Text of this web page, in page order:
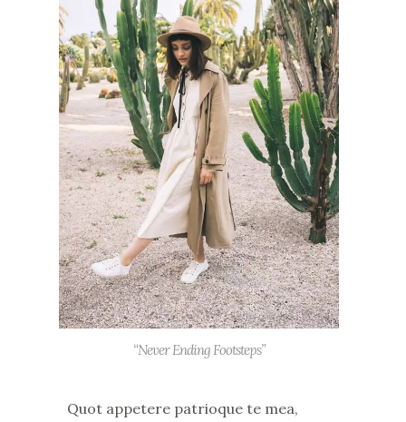
“Never Ending Footsteps”
Quot appetere patrioque te mea,